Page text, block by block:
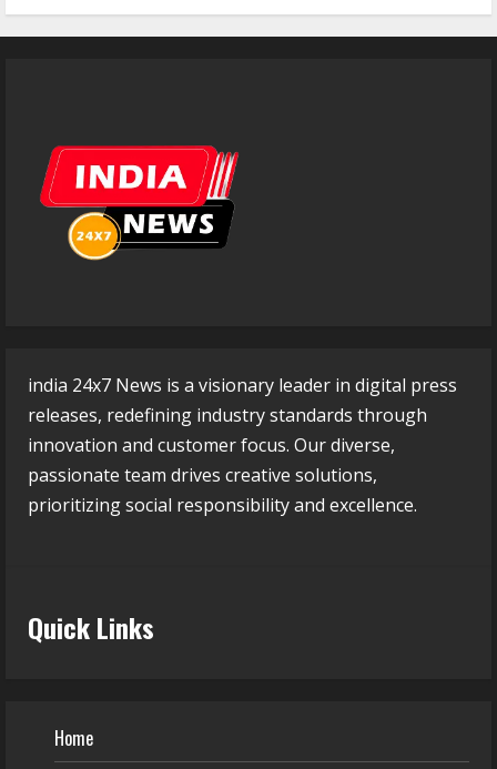
india 24x7 News is a visionary leader in digital press
releases, redefining industry standards through
innovation and customer focus. Our diverse,
passionate team drives creative solutions,
prioritizing social responsibility and excellence.
Quick Links
Home